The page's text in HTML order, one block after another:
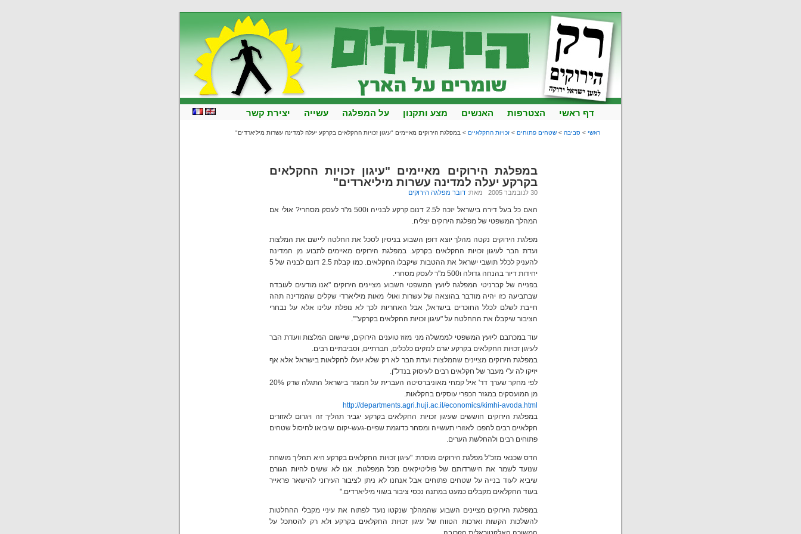
דף ראשי הצטרפות האנשים מצע ותקנון על המפלגה עשייה יצירת קשר
ראשי > סביבה > שטחים פתוחים > זכויות החקלאיים > במפלגת הירוקים מאיימים "עיגון זכויות החקלאים בקרקע יעלה למדינה עשרות מיליארדים"
במפלגת הירוקים מאיימים "עיגון זכויות החקלאים
בקרקע יעלה למדינה עשרות מיליארדים"
30 לנובמבר 2005 מאת: דובר מפלגה הירוקים
האם כל בעל דירה בישראל יזכה ל2.5 דנום קרקע לבנייה ו500 מ"ר לעסק מסחרי? אולי אם
המהלך המשפטי של מפלגת הירוקים יצליח.
מפלגת הירוקים נקטה מהלך יוצא דופן השבוע בניסיון לסכל את החלטה ליישם את המלצות
ועדת הבר לעיגון זכויות החקלאים בקרקע. במפלגת הירוקים מאיימים לתבוע מן המדינה
להעניק לכלל תושבי ישראל את ההטבות שיקבלו החקלאים. כמו קבלת 2.5 דונם לבניה של 5
יחידות דיור בהנחה גדולה ו500 מ"ר לעסק מסחרי.
בפנייה של קברניטי המפלגה ליועץ המשפטי השבוע מציינים הירוקים "אנו מודעים לעובדה
שבתביעה כזו יהיה מודבר בהוצאה של עשרות ואולי מאות מיליארדי שקלים שהמדינה תהה
חייבת לשלם לכלל החוכרים בישראל, אבל האחריות לכך לא נופלת עלינו אלא על נבחרי
הציבור שיקבלו את ההחלטה על "עיגון זכויות החקלאים בקרקע"".
עוד במכתבם ליועץ המשפטי לממשלה מני מזוז טוענים הירוקים, שיישום המלצות וועדת הבר
לעיגון זכויות החקלאים בקרקע יגרם לנזקים כלכלים, חברתיים, וסביבתיים רבים.
במפלגת הירוקים מציינים שהמלצות ועדת הבר לא רק שלא יועלו לחקלאות בישראל אלא אף
יזיקו לה ע"י מעבר של חקלאים רבים לעיסוק בנדל"ן.
לפי מחקר שערך דר' איל קמחי מאוניברסיטה העברית על המגזר בישראל התגלה שרק 20%
מן המועסקים במגזר הכפרי עוסקים בחקלאות.
http://departments.agri.huji.ac.il/economics/kimhi-avoda.html
במפלגת הירוקים חוששים שעיגון זכויות החקלאים בקרקע יגביר תהליך זה ויגרום לאזורים
חקלאיים רבים להפכו לאזורי תעשייה ומסחר כדוגמת שפיים-געש-יקום שיביאו לחיסול שטחים
פתוחים רבים ולהחלשת הערים.
הדס שכנאי מזכ"ל מפלגת הירוקים מוסרת: "עיגון זכויות החקלאים בקרקע היא תהליך מושחת
שנועד לשמר את הישרדותם של פוליטיקאים מכל המפלגות. אנו לא ששים להיות הגורם
שיביא לעוד בנייה על שטחים פתוחים אבל אנחנו לא ניתן לציבור העירוני להישאר פראייר
בעוד החקלאים מקבלים כמעט במתנה נכסי ציבור בשווי מיליארדים."
במפלגת הירוקים מציינים השבוע שהמהלך שנקטו נועד לפתוח את עיניי מקבלי ההחלטות
להשלכות הקשות וארכות הטווח של עיגון זכויות החקלאים בקרקע ולא רק להסתכל על